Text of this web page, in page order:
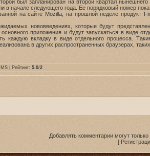
был запланирован на второй квартал
в начале следующего года. Ее порядковый номер
на сайте Mozilla, на прошлой неделе продукт
нововведениях, которые будут
приложения и будут запускаться в виде
каждую вкладку в виде отдельного процесса.
в других распространенных браузерах,
| Рейтинг: 5.0/2
Добавлять комментарии могут
[